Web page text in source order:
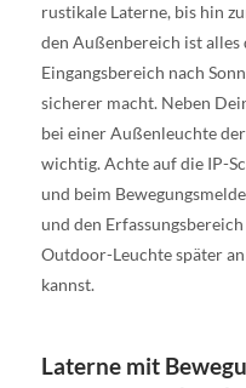
rustikale Laterne, bis hin
den Außenbereich ist alles
Eingangsbereich nach
sicherer macht. Neben
bei einer Außenleuchte
wichtig. Achte auf die IP-
und beim
und den
Outdoor-Leuchte später
kannst.
Laterne mit